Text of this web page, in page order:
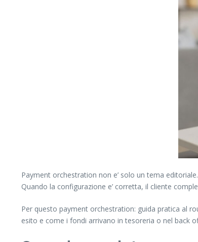
Payment orchestration non e’ solo un tema
Quando la configurazione e’ corretta, il cliente
Per questo payment orchestration: guida pratica al
esito e come i fondi arrivano in tesoreria o nel back